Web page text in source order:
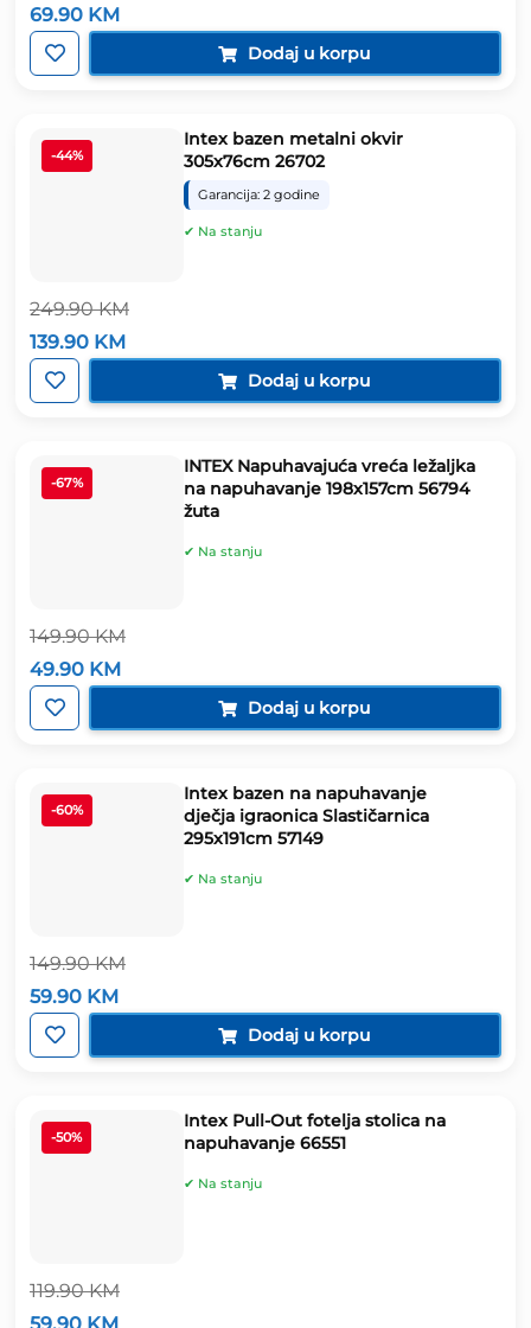
Izvorna
cijena
bila
je:
69.90 KM
cijena
69.90 KM.
Dodaj u korpu
-44%
249.90KM
Izvorna
cijena
bila
je:
139.90 KM
cijena
139.90 KM.
Intex bazen metalni okvir
305x76cm 26702
Garancija: 2 godine
✔ Na stanju
Dodaj u korpu
-67%
149.90KM
Izvorna
cijena
bila
je:
49.90 KM
cijena
49.90 KM.
INTEX Napuhavajuća vreća ležaljka
na napuhavanje 198x157cm 56794
žuta
✔ Na stanju
Dodaj u korpu
-60%
149.90KM
Izvorna
cijena
bila
je:
59.90 KM
cijena
59.90 KM.
Intex bazen na napuhavanje
dječja igraonica Slastičarnica
295x191cm 57149
✔ Na stanju
Dodaj u korpu
-50%
119.90KM
Izvorna
59.90 KM
Intex Pull-Out fotelja stolica na
napuhavanje 66551
✔ Na stanju